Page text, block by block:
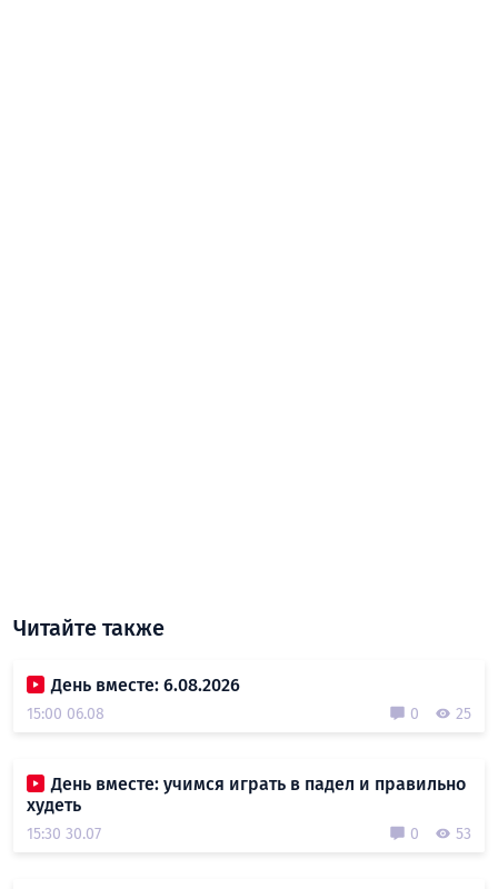
Читайте также
День вместе: 6.08.2026
15:00 06.08 0 25
День вместе: учимся играть в падел и правильно
худеть
15:30 30.07 0 53